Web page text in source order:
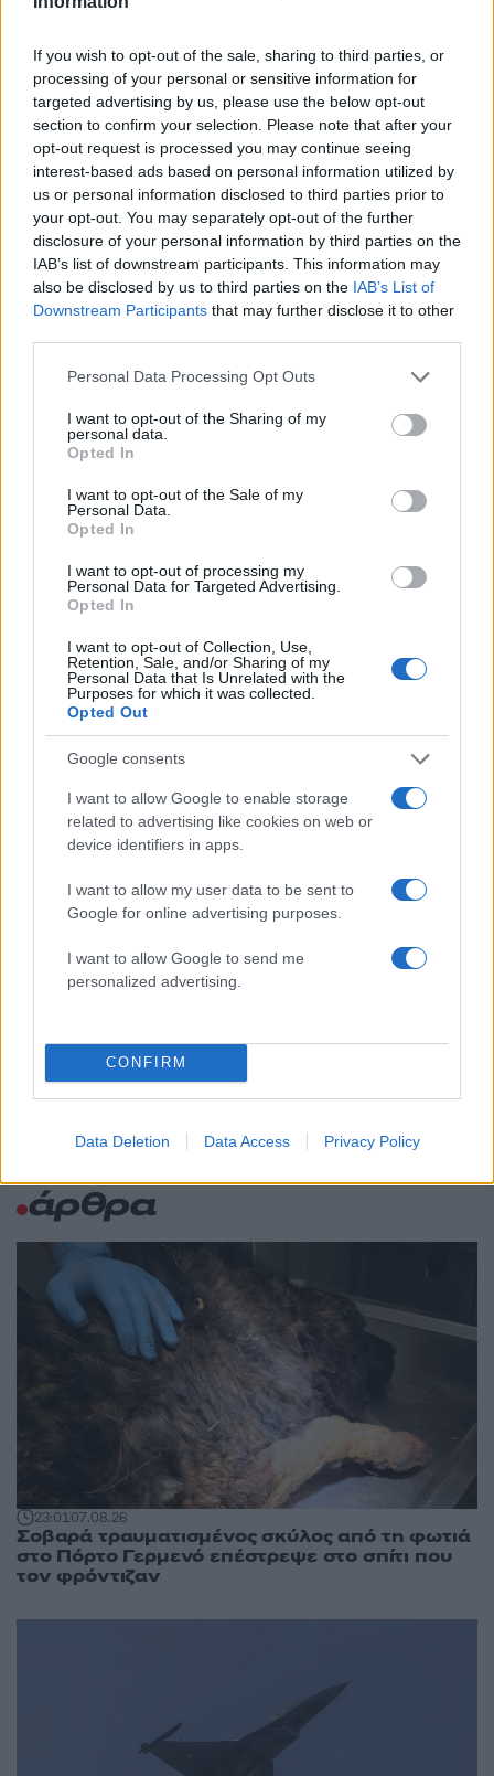
If you wish to opt-out of the sale, sharing to third parties, or
processing of your personal or sensitive information for
targeted advertising by us, please use the below opt-out
section to confirm your selection. Please note that after your
opt-out request is processed you may continue seeing
interest-based ads based on personal information utilized by
us or personal information disclosed to third parties prior to
your opt-out. You may separately opt-out of the further
disclosure of your personal information by third parties on the
IAB’s list of downstream participants. This information may
also be disclosed by us to third parties on the IAB’s List of
Downstream Participants that may further disclose it to other
Please note that this website/app uses one or more Google
not limited to your visit or usage behaviour. You may click to
grant or deny consent to Google and its third-party tags to
use your data for below specified purposes in below Google
consent section.
Personal Data Processing Opt Outs
I want to opt-out of the Sharing of my
personal data.
Opted In
I want to opt-out of the Sale of my
Personal Data.
Opted In
I want to opt-out of processing my
Personal Data for Targeted Advertising.
Opted In
I want to opt-out of Collection, Use,
Retention, Sale, and/or Sharing of my
Personal Data that Is Unrelated with the
Purposes for which it was collected.
Opted Out
Google consents
I want to allow Google to enable storage
related to advertising like cookies on web or
device identifiers in apps.
I want to allow my user data to be sent to
Google for online advertising purposes.
I want to allow Google to send me
personalized advertising.
CONFIRM
Data Deletion Data Access Privacy Policy
Πιο δημοφιλή
1 Σέρρες: Βίντεο ντοκουμέντο από το
τροχαίο με νεκρούς μητέρα και γιο – Ο
οδηγός του φορτηγού κατέγραψε τη
σύγκρουση
2Marfin: Η 46χρονη πήρε προθεσμία για να
απολογηθεί την Τρίτη – «Είναι αθώα,
συμμετείχε στη διαδήλωση όπως και
100.000 άτομα»
3Σίντνεϊ Τάουλ: Πέθανε σε ηλικία 26 ετών η
σταρ του TikTok – Kατέγραφε τη ζωή της
με τον καρκίνο
θεωρηθούν δωρεές και να επιβληθεί φόρος
Κυψέλη: «Δεν μπορώ να το πιστέψω» –
Σοκαρισμένο το ζευγάρι Αμερικανών που
Λέσβο
Πιο σχολιασμένα
Έφυγαν οι συνεργάτες, μένει η Μαρία
«Ελπίδα για τη Δημοκρατία»
Canadair 515: Οι πρώτες εικόνες από την
κατασκευή του αεροσκάφους που θα
επιχειρεί και τη νύχτα στα μέτωπα της
φωτιάς
Βγήκαν ξανά τα μαχαίρια στην Ελπίδα
για τη Δημοκρατία: «Καρυστιανού,
Γρατσία και Γαλανός μετέτρεψαν το
κίνημα σε φοβικό αρχηγικό κόμμα»
Το πολωμένο μελτέμι που τροφοδότησε
τις φωτιές σε Αττική και Βοιωτία: «Από τα
ισχυρότερα επεισόδια των τελευταίων 50
χρόνων»
Απίστευτο κι όμως αληθινό -
Aναστέλλονται τα τακτικά ραντεβού του
γιατρού
άρθρα
23:0107.08.26
Σοβαρά τραυματισμένος σκύλος από τη φωτιά
στο Πόρτο Γερμενό επέστρεψε στο σπίτι που
τον φρόντιζαν